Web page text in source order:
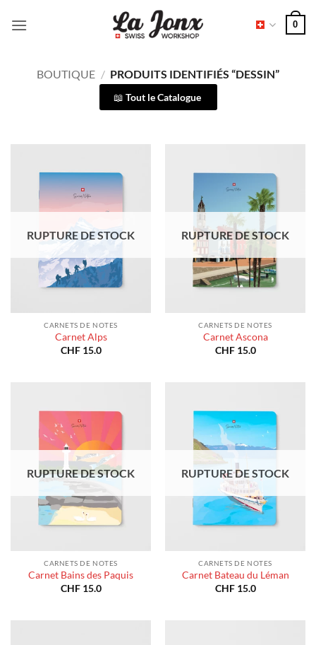
0
BOUTIQUE / PRODUITS IDENTIFIÉS “DESSIN”
Tout le Catalogue
RUPTURE DE STOCK
CARNETS DE NOTES
Carnet Alps
CHF15.0
RUPTURE DE STOCK
CARNETS DE NOTES
Carnet Ascona
CHF15.0
RUPTURE DE STOCK
CARNETS DE NOTES
Carnet Bains des Paquis
CHF15.0
RUPTURE DE STOCK
CARNETS DE NOTES
Carnet Bateau du Léman
CHF15.0